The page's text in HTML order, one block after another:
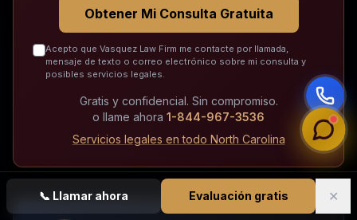
📞 Llamar ahora Evaluación gratis ✕
Obtener Mi Consulta Gratuita
Acepto que Vasquez Law Firm me contacte por llamada,
mensaje de texto o correo electrónico sobre mi consulta y
posibles servicios legales.
Gratis y confidencial. Sin compromiso.
o llame ahora 1-844-967-3536
Servicios legales en todo North Carolina